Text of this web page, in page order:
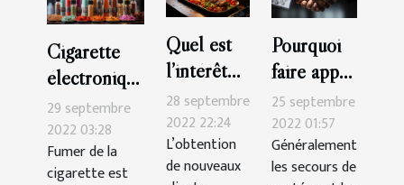
Cigarette
électronique
:Que faut-il
savoir ?
29 septembre
2022 03:28
Fumer de la
cigarette est
Quel est
l’intérêt
d’un blog
de cuisine
?
28 septembre
2022 22:24
L’obtention
de nouveaux
Pourquoi
faire appel
à un
secours de
santé ?
25 septembre
2022 01:57
Généralement
les secours de